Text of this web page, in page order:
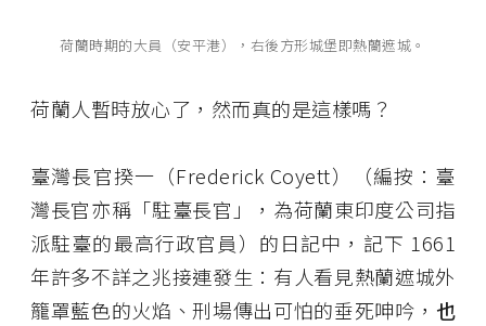
荷蘭時期的大員（安平港），右後方形城堡即熱蘭遮城。
荷蘭人暫時放心了，然而真的是這樣嗎？
臺灣長官揆一（Frederick Coyett）（編按：臺
灣長官亦稱「駐臺長官」，為荷蘭東印度公司指
派駐臺的最高行政官員）的日記中，記下 1661
年許多不詳之兆接連發生：有人看見熱蘭遮城外
籠罩藍色的火焰、刑場傳出可怕的垂死呻吟， 也